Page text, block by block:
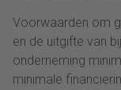
Voorwaarden om
en de uitgifte van
onderneming
minimale